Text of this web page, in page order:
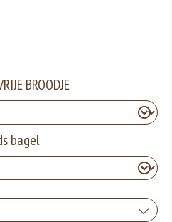
BROODJE
bagel